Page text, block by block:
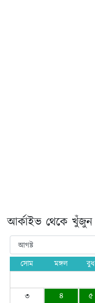
আর্কাইভ থেকে খুঁজুন
সোম মঙ্গল বুধ
৩
৪ ৫